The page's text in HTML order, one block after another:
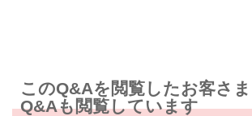
このQ&Aを閲覧したお客さ
Q&Aも閲覧しています